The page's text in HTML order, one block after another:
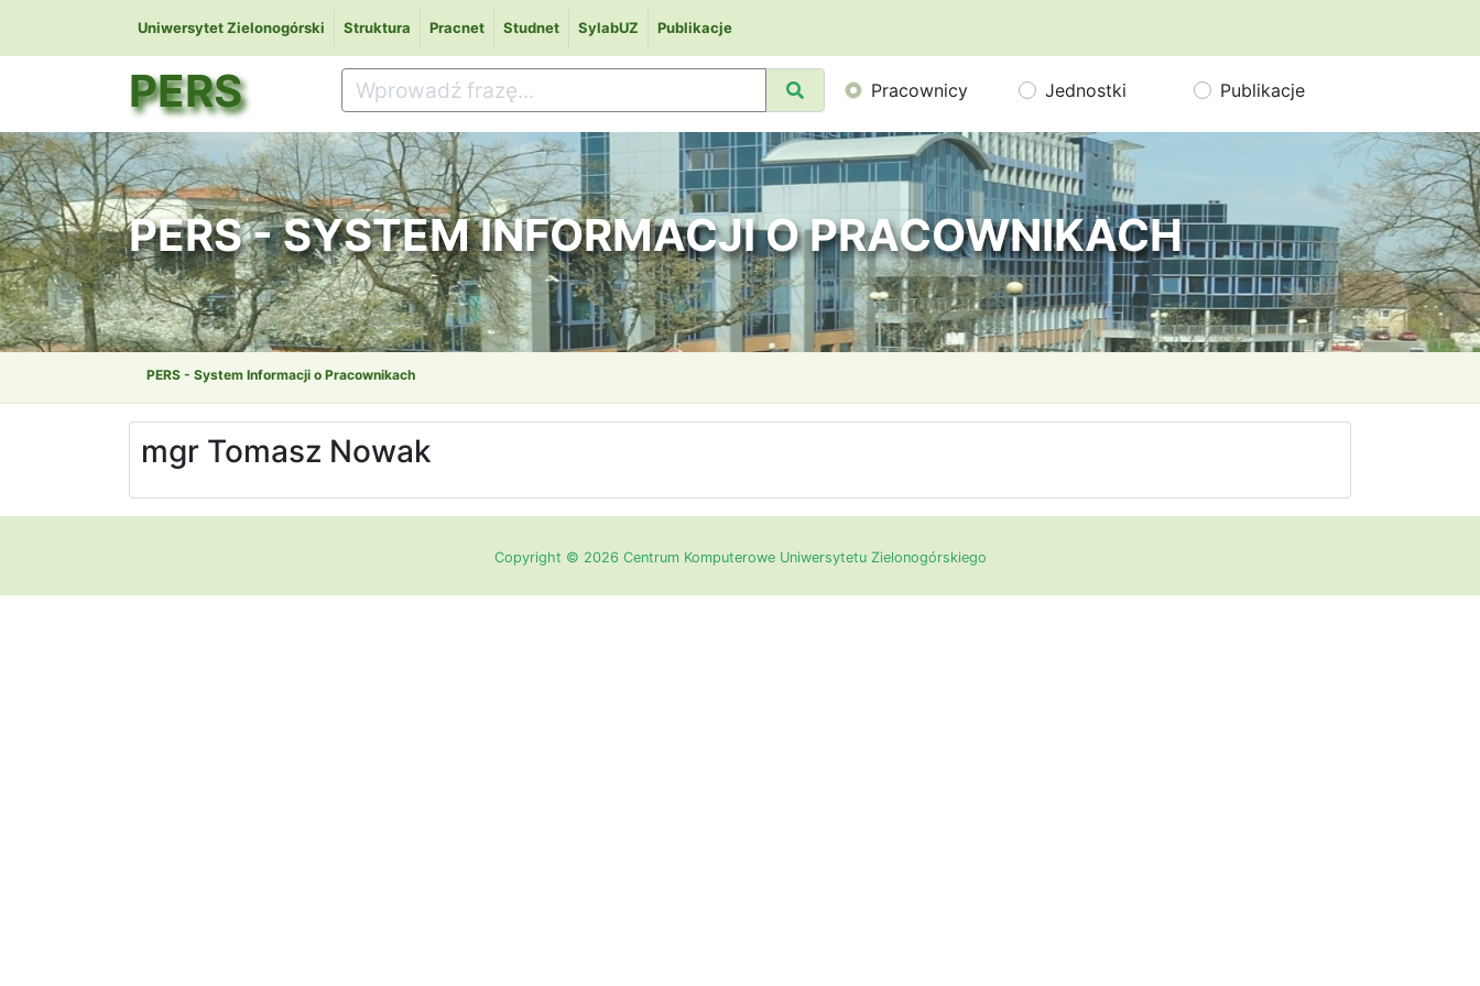
Uniwersytet Zielonogórski Struktura Pracnet Studnet SylabUZ Publikacje
PERS Pracownicy Jednostki Publikacje
PERS - SYSTEM INFORMACJI O PRACOWNIKACH
PERS - System Informacji o Pracownikach
mgr Tomasz Nowak
Copyright © 2026 Centrum Komputerowe Uniwersytetu Zielonogórskiego